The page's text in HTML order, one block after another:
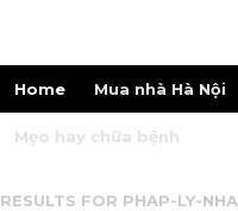
Home Mua nhà Hà Nội
Mẹo hay chữa bệnh
RESULTS FOR PHAP-LY-